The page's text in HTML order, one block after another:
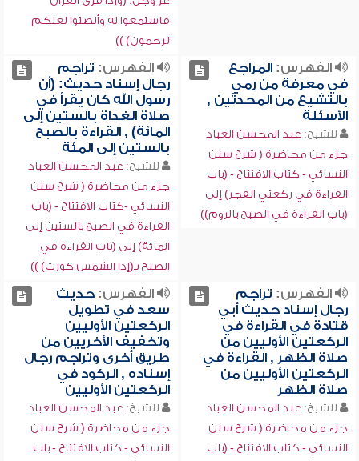
فاستمعوا له وأنصتوا لعلكم
ترحمون) ))
الفهرس:المراجع
في معرفة من رمي
بالتشيع من المحدثين ,
الأسئلة
للشيخ: عبد المحسن العباد
جزء من محاضرة ( شرح سنن
النسائي - كتاب الافتتاح - (باب
القراءة في ركعتي الفجر) إلى
(باب القراءة في الصبح بالروم))
الفهرس: تراجم
رجال إسناد حديث: (أن
رسول الله كان يقرأ في
صلاة الغداة بالستين إلى
المائة) , القراءة بالصبح
بالستين إلى المئة
للشيخ: عبد المحسن العباد
جزء من محاضرة ( شرح سنن
النسائي -كتاب الافتتاح - (باب
القراءة في الصبح بالستين إلى
المائة) إلى (باب القراءة في
الصبح بـ(إذا الشمس كورت) ))
الفهرس: تراجم
رجال إسناد حديث أبي
قتادة في القراءة في
الركعتين الأوليين من
صلاة الظهر , القراءة في
الركعتين الأوليين من
صلاة الظهر
للشيخ: عبد المحسن العباد
جزء من محاضرة ( شرح سنن
النسائي - كتاب الافتتاح - (باب
الفهرس:حديث
سعد في تطويل
الركعتين الأوليين
وتخفيف الأخريين من
طريق أخرى وتراجم رجال
إسناده , الركود في
الركعتين الأوليين
للشيخ: عبد المحسن العباد
جزء من محاضرة ( شرح سنن
النسائي - كتاب الافتتاح - باب